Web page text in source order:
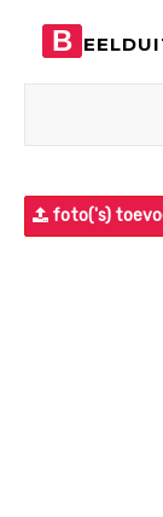
B
foto('s)